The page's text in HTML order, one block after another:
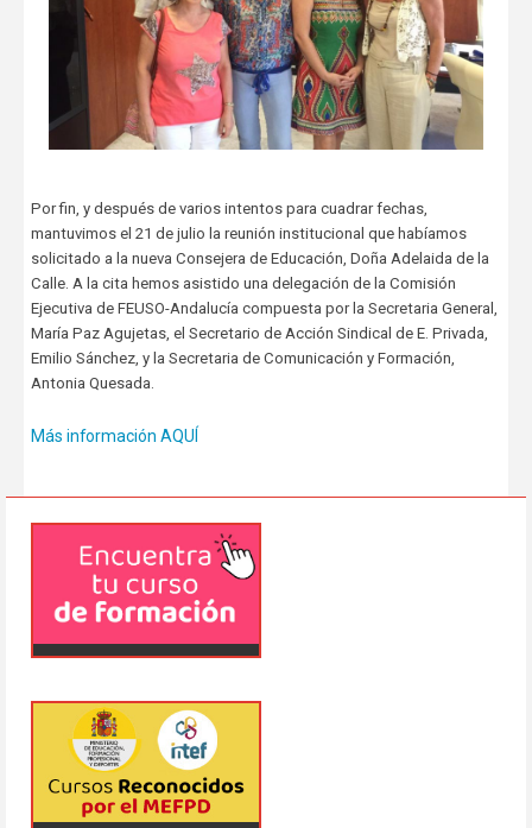
Por fin, y después de varios intentos para cuadrar fechas,
mantuvimos el 21 de julio la reunión institucional que habíamos
solicitado a la nueva Consejera de Educación, Doña Adelaida de la
Calle. A la cita hemos asistido una delegación de la Comisión
Ejecutiva de FEUSO-Andalucía compuesta por la Secretaria General,
María Paz Agujetas, el Secretario de Acción Sindical de E. Privada,
Emilio Sánchez, y la Secretaria de Comunicación y Formación,
Antonia Quesada.
Más información AQUÍ